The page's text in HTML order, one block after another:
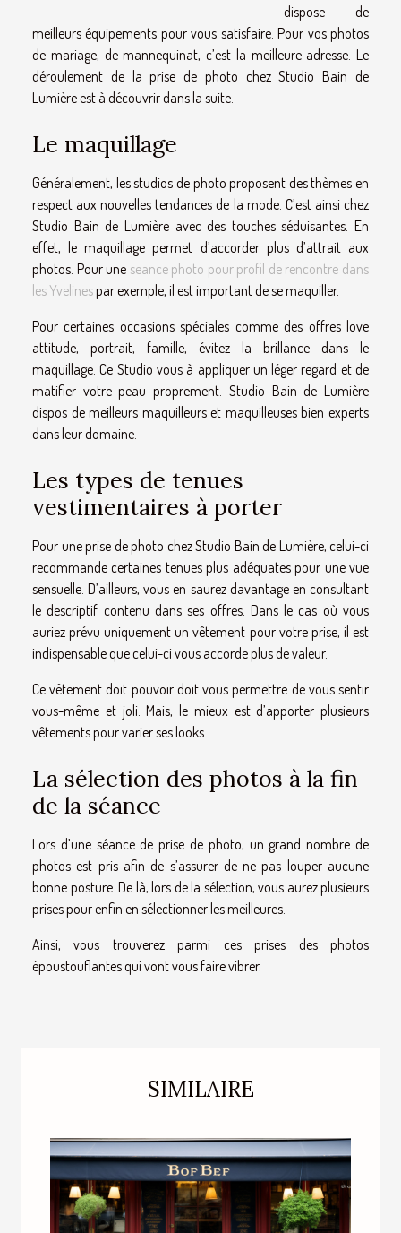
dispose de
meilleurs équipements pour vous satisfaire. Pour vos photos
de mariage, de mannequinat, c’est la meilleure adresse. Le
déroulement de la prise de photo chez Studio Bain de
Lumière est à découvrir dans la suite.
Le maquillage
Généralement, les studios de photo proposent des thèmes en
respect aux nouvelles tendances de la mode. C’est ainsi chez
Studio Bain de Lumière avec des touches séduisantes. En
effet, le maquillage permet d’accorder plus d’attrait aux
photos. Pour une seance photo pour profil de rencontre dans
les Yvelinespar exemple, il est important de se maquiller.
Pour certaines occasions spéciales comme des offres love
attitude, portrait, famille, évitez la brillance dans le
maquillage. Ce Studio vous à appliquer un léger regard et de
matifier votre peau proprement. Studio Bain de Lumière
dispos de meilleurs maquilleurs et maquilleuses bien experts
dans leur domaine.
Les types de tenues
vestimentaires à porter
Pour une prise de photo chez Studio Bain de Lumière, celui-ci
recommande certaines tenues plus adéquates pour une vue
sensuelle. D’ailleurs, vous en saurez davantage en consultant
le descriptif contenu dans ses offres. Dans le cas où vous
auriez prévu uniquement un vêtement pour votre prise, il est
indispensable que celui-ci vous accorde plus de valeur.
Ce vêtement doit pouvoir doit vous permettre de vous sentir
vous-même et joli. Mais, le mieux est d’apporter plusieurs
vêtements pour varier ses looks.
La sélection des photos à la fin
de la séance
Lors d’une séance de prise de photo, un grand nombre de
photos est pris afin de s’assurer de ne pas louper aucune
bonne posture. De là, lors de la sélection, vous aurez plusieurs
prises pour enfin en sélectionner les meilleures.
Ainsi, vous trouverez parmi ces prises des photos
époustouflantes qui vont vous faire vibrer.
SIMILAIRE